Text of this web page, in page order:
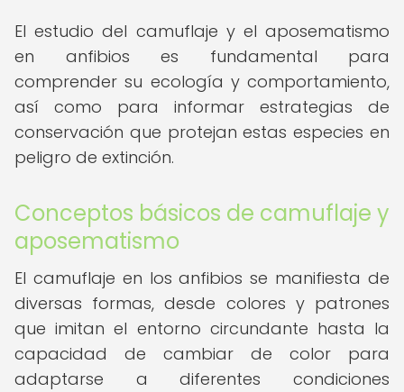
El estudio del camuflaje y el aposematismo
en anfibios es fundamental para
comprender su ecología y comportamiento,
así como para informar estrategias de
conservación que protejan estas especies en
peligro de extinción.
Conceptos básicos de camuflaje y
aposematismo
El camuflaje en los anfibios se manifiesta de
diversas formas, desde colores y patrones
que imitan el entorno circundante hasta la
capacidad de cambiar de color para
adaptarse a diferentes condiciones